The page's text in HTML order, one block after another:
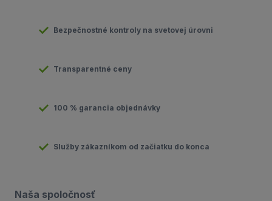
Bezpečnostné kontroly na svetovej úrovni
Transparentné ceny
100 % garancia objednávky
Služby zákazníkom od začiatku do konca
Naša spoločnosť